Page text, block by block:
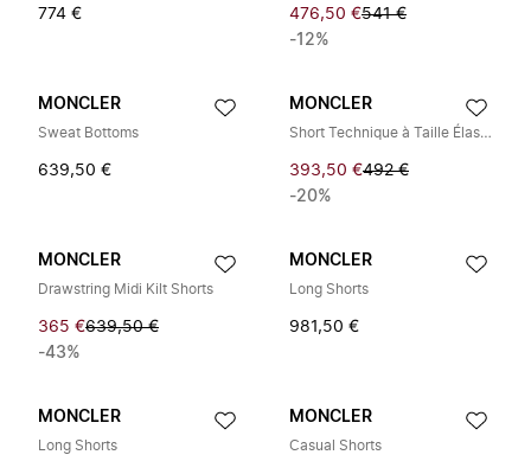
774 € 476,50 €541 €
-12%
MONCLER
Sweat Bottoms
639,50 €
MONCLER
Short Technique à Taille Élastiquée
393,50 €492 €
-20%
MONCLER
Drawstring Midi Kilt Shorts
365 €639,50 €
-43%
MONCLER
Long Shorts
981,50 €
MONCLER
Long Shorts
MONCLER
Casual Shorts